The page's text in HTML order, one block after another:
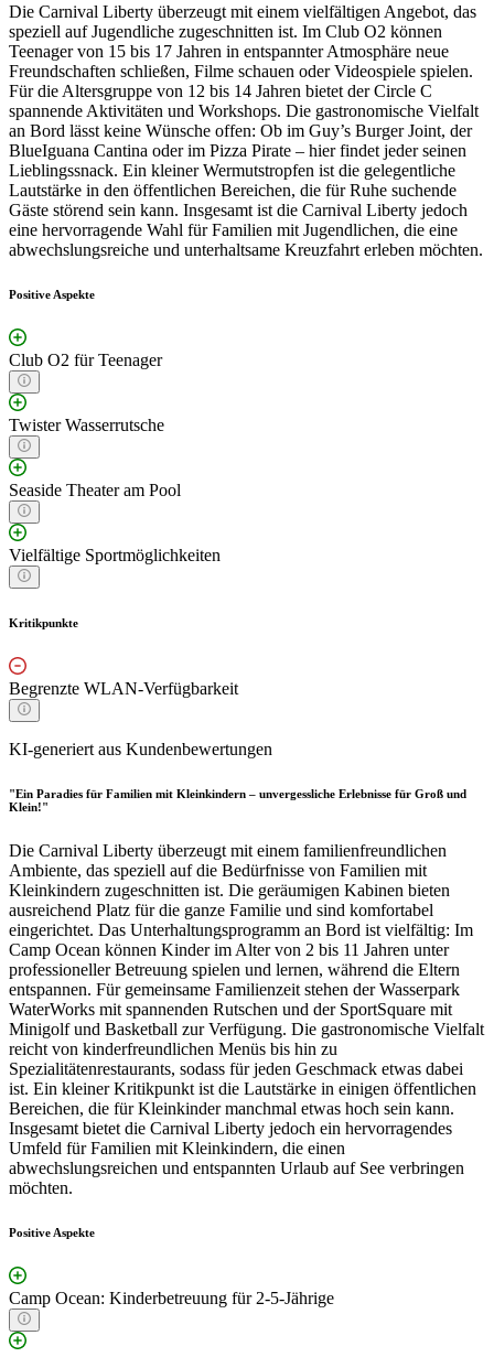
Die Carnival Liberty überzeugt mit einem vielfältigen Angebot, das
speziell auf Jugendliche zugeschnitten ist. Im Club O2 können
Teenager von 15 bis 17 Jahren in entspannter Atmosphäre neue
Freundschaften schließen, Filme schauen oder Videospiele spielen.
Für die Altersgruppe von 12 bis 14 Jahren bietet der Circle C
spannende Aktivitäten und Workshops. Die gastronomische Vielfalt
an Bord lässt keine Wünsche offen: Ob im Guy’s Burger Joint, der
BlueIguana Cantina oder im Pizza Pirate – hier findet jeder seinen
Lieblingssnack. Ein kleiner Wermutstropfen ist die gelegentliche
Lautstärke in den öffentlichen Bereichen, die für Ruhe suchende
Gäste störend sein kann. Insgesamt ist die Carnival Liberty jedoch
eine hervorragende Wahl für Familien mit Jugendlichen, die eine
abwechslungsreiche und unterhaltsame Kreuzfahrt erleben möchten.
Positive Aspekte
Club O2 für Teenager
Twister Wasserrutsche
Seaside Theater am Pool
Vielfältige Sportmöglichkeiten
Kritikpunkte
Begrenzte WLAN-Verfügbarkeit
KI-generiert aus Kundenbewertungen
"Ein Paradies für Familien mit Kleinkindern – unvergessliche Erlebnisse für Groß und
Klein!"
Die Carnival Liberty überzeugt mit einem familienfreundlichen
Ambiente, das speziell auf die Bedürfnisse von Familien mit
Kleinkindern zugeschnitten ist. Die geräumigen Kabinen bieten
ausreichend Platz für die ganze Familie und sind komfortabel
eingerichtet. Das Unterhaltungsprogramm an Bord ist vielfältig: Im
Camp Ocean können Kinder im Alter von 2 bis 11 Jahren unter
professioneller Betreuung spielen und lernen, während die Eltern
entspannen. Für gemeinsame Familienzeit stehen der Wasserpark
WaterWorks mit spannenden Rutschen und der SportSquare mit
Minigolf und Basketball zur Verfügung. Die gastronomische Vielfalt
reicht von kinderfreundlichen Menüs bis hin zu
Spezialitätenrestaurants, sodass für jeden Geschmack etwas dabei
ist. Ein kleiner Kritikpunkt ist die Lautstärke in einigen öffentlichen
Bereichen, die für Kleinkinder manchmal etwas hoch sein kann.
Insgesamt bietet die Carnival Liberty jedoch ein hervorragendes
Umfeld für Familien mit Kleinkindern, die einen
abwechslungsreichen und entspannten Urlaub auf See verbringen
möchten.
Positive Aspekte
Camp Ocean: Kinderbetreuung für 2-5-Jährige